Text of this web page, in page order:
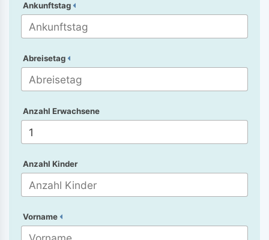
Ankunftstag
Abreisetag
Anzahl Erwachsene
Anzahl Kinder
Vorname